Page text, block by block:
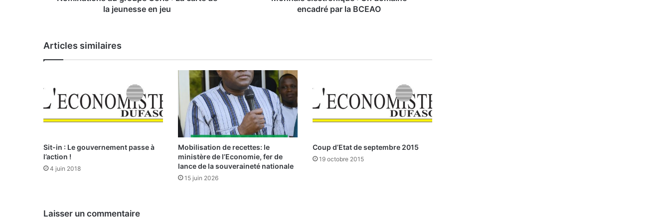
r
o
e
r
s
:
r
la jeunesse en jeu
i
q
u
e
:
U
n
d
o
m
encadré par la BCEAO
Articles similaires
Sit-in : Le gouvernement passe à
l’action !
4 juin 2018
Mobilisation de recettes: le
ministère de l’Economie, fer de
lance de la souveraineté nationale
15 juin 2026
Coup d’Etat de septembre 2015
19 octobre 2015
Laisser un commentaire